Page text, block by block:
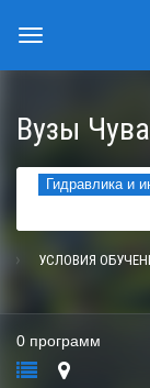
Вузы
Гидравлика и
УСЛОВИЯ
0 программ